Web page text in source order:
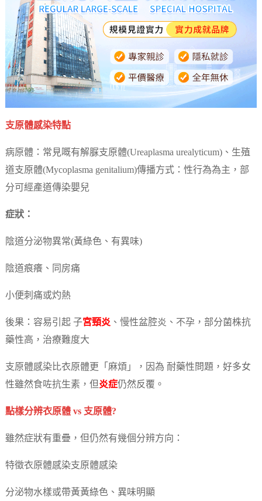
支原體感染特點
病原體：常見嘅有解脲支原體(Ureaplasma urealyticum)、生殖
道支原體(Mycoplasma genitalium)傳播方式：性行為為主，部
分可經產道傳染嬰兒
症狀：
陰道分泌物異常(黃綠色、有異味)
陰道痕癢、同房痛
小便刺痛或灼熱
後果：容易引起 子宮頸炎、慢性盆腔炎、不孕，部分菌株抗
藥性高，治療難度大
支原體感染比衣原體更「麻煩」，因為 耐藥性問題，好多女
性雖然食咗抗生素，但炎症仍然反覆。
點樣分辨衣原體 vs 支原體?
雖然症狀有重疊，但仍然有幾個分辨方向：
特徵衣原體感染支原體感染
分泌物水樣或帶黃黃綠色、異味明顯